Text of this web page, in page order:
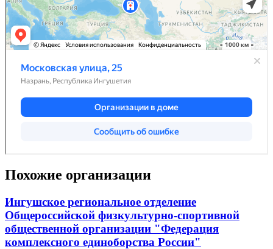
Похожие организации
Ингушское региональное отделение
Общероссийской физкультурно-спортивной
общественной организации "Федерация
комплексного единоборства России"